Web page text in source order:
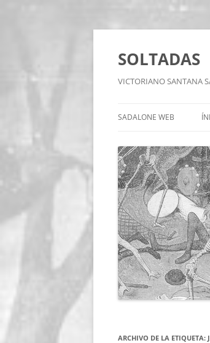
Saltar
SOLTADAS
VICTORIANO SANTANA
SADALONE WEB
ARCHIVO DE LA ETIQUETA: